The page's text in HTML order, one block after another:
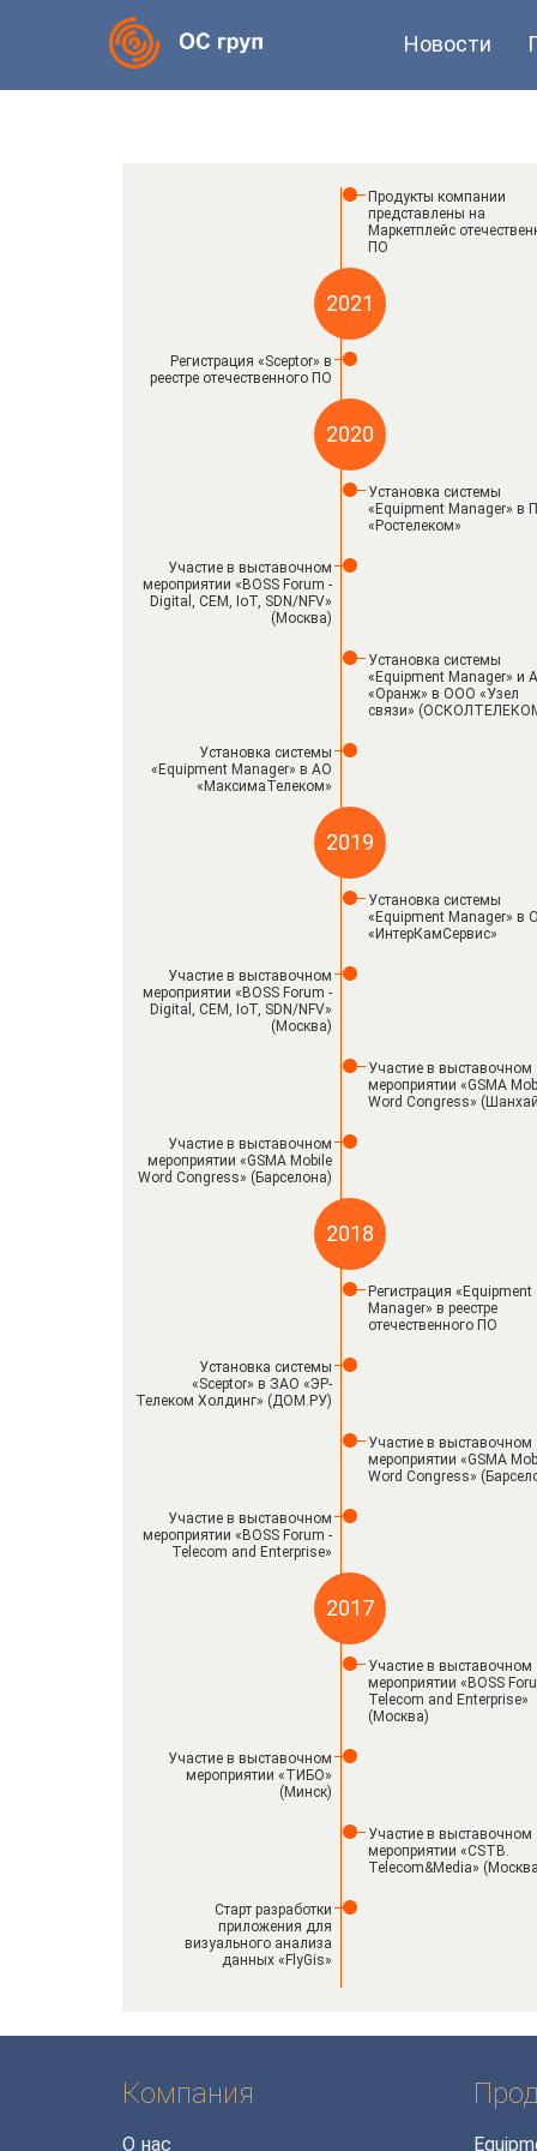
Новости
Продукты компании
представлены на
Маркетплейс
ПО
2021
Регистрация «Sceptor» в
реестре отечественного ПО
2020
Установка системы
«Equipment Manager» в
«Ростелеком»
Участие в выставочном
мероприятии «BOSS Forum -
Digital, CEM, IoT, SDN/NFV»
(Москва)
Установка системы
«Equipment Manager» и
«Оранж» в ООО «Узел
связи»
Установка системы
«Equipment Manager» в АО
«МаксимаТелеком»
2019
Установка системы
«Equipment Manager» в
«ИнтерКамСервис»
Участие в выставочном
мероприятии «BOSS Forum -
Digital, CEM, IoT, SDN/NFV»
(Москва)
Участие в выставочном
мероприятии «GSMA
Word Congress»
Участие в выставочном
мероприятии «GSMA Mobile
Word Congress» (Барселона)
2018
Регистрация «Equipment
Manager» в реестре
отечественного ПО
Установка системы
«Sceptor» в ЗАО «ЭР-
Телеком Холдинг» (ДОМ.РУ)
Участие в выставочном
мероприятии «GSMA
Word Congress»
Участие в выставочном
мероприятии «BOSS Forum -
Telecom and Enterprise»
2017
Участие в выставочном
мероприятии «BOSS
Telecom and Enterprise»
(Москва)
Участие в выставочном
мероприятии «ТИБО»
(Минск)
Участие в выставочном
мероприятии «CSTB.
Telecom&Media»
Старт разработки
приложения для
визуального анализа
данных «FlyGis»
«ВиЛэнд»
мероприятии «Связь»
Компания
О нас